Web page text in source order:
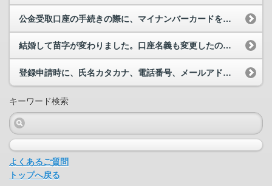
公金受取口座の手続きの際に、マイナンバーカードを読み込ませたら、氏名・住所の漢字の一部が、マイ...
結婚して苗字が変わりました。口座名義も変更したので、公金受取口座として登録している口座名義も変...
登録申請時に、氏名カタカナ、電話番号、メールアドレスが自動入力されています。どこに登録した情報...
キーワード検索
よくあるご質問
トップへ戻る